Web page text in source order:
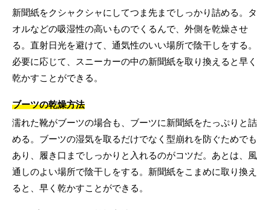
新聞紙をクシャクシャにしてつま先までしっかり詰める。タ
オルなどの吸湿性の高いものでくるんで、外側を乾燥させ
る。直射日光を避けて、通気性のいい場所で陰干しをする。
必要に応じて、スニーカーの中の新聞紙を取り換えると早く
乾かすことができる。
ブーツの乾燥方法
濡れた靴がブーツの場合も、ブーツに新聞紙をたっぷりと詰
める。ブーツの湿気を取るだけでなく型崩れを防ぐためでも
あり、履き口までしっかりと入れるのがコツだ。あとは、風
通しのよい場所で陰干しをする。新聞紙をこまめに取り換え
ると、早く乾かすことができる。